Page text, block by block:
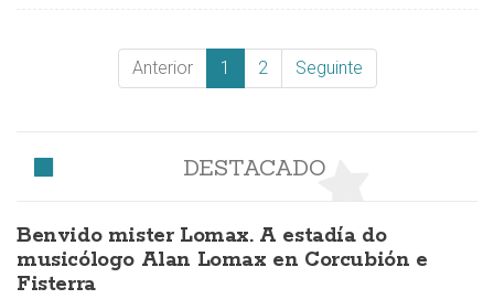
Anterior 1 2 Seguinte
DESTACADO
Benvido mister Lomax. A estadía do
musicólogo Alan Lomax en Corcubión e
Fisterra